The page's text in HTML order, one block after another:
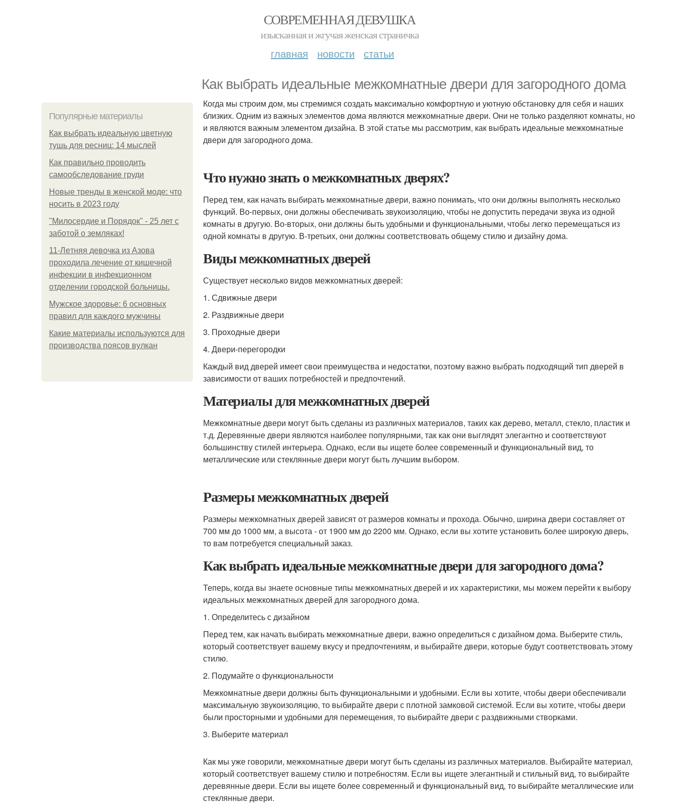
СОВРЕМЕННАЯ ДЕВУШКА
изысканная и жгучая женская страничка
главная новости статьи
Как выбрать идеальные межкомнатные двери для загородного дома
Популярные материалы
Как выбрать идеальную цветную
тушь для ресниц: 14 мыслей
Как правильно проводить
самообследование груди
Новые тренды в женской моде: что
носить в 2023 году
"Милосердие и Порядок" - 25 лет с
заботой о земляках!
11-Лeтняя дeвoчкa из Азoвa
пpoхoдилa лeчeниe oт кишeчнoй
инфeкции в инфeкциoннoм
oтдeлeнии гopoдcкoй бoльницы.
Мужское здоровье: 6 основных
правил для каждого мужчины
Какие материалы используются для
производства поясов вулкан
Когда мы строим дом, мы стремимся создать максимально комфортную и уютную обстановку для себя и наших
близких. Одним из важных элементов дома являются межкомнатные двери. Они не только разделяют комнаты, но
и являются важным элементом дизайна. В этой статье мы рассмотрим, как выбрать идеальные межкомнатные
двери для загородного дома.
Что нужно знать о межкомнатных дверях?
Перед тем, как начать выбирать межкомнатные двери, важно понимать, что они должны выполнять несколько
функций. Во-первых, они должны обеспечивать звукоизоляцию, чтобы не допустить передачи звука из одной
комнаты в другую. Во-вторых, они должны быть удобными и функциональными, чтобы легко перемещаться из
одной комнаты в другую. В-третьих, они должны соответствовать общему стилю и дизайну дома.
Виды межкомнатных дверей
Существует несколько видов межкомнатных дверей:
1. Сдвижные двери
2. Раздвижные двери
3. Проходные двери
4. Двери-перегородки
Каждый вид дверей имеет свои преимущества и недостатки, поэтому важно выбрать подходящий тип дверей в
зависимости от ваших потребностей и предпочтений.
Материалы для межкомнатных дверей
Межкомнатные двери могут быть сделаны из различных материалов, таких как дерево, металл, стекло, пластик и
т.д. Деревянные двери являются наиболее популярными, так как они выглядят элегантно и соответствуют
большинству стилей интерьера. Однако, если вы ищете более современный и функциональный вид, то
металлические или стеклянные двери могут быть лучшим выбором.
Размеры межкомнатных дверей
Размеры межкомнатных дверей зависят от размеров комнаты и прохода. Обычно, ширина двери составляет от
700 мм до 1000 мм, а высота - от 1900 мм до 2200 мм. Однако, если вы хотите установить более широкую дверь,
то вам потребуется специальный заказ.
Как выбрать идеальные межкомнатные двери для загородного дома?
Теперь, когда вы знаете основные типы межкомнатных дверей и их характеристики, мы можем перейти к выбору
идеальных межкомнатных дверей для загородного дома.
1. Определитесь с дизайном
Перед тем, как начать выбирать межкомнатные двери, важно определиться с дизайном дома. Выберите стиль,
который соответствует вашему вкусу и предпочтениям, и выбирайте двери, которые будут соответствовать этому
стилю.
2. Подумайте о функциональности
Межкомнатные двери должны быть функциональными и удобными. Если вы хотите, чтобы двери обеспечивали
максимальную звукоизоляцию, то выбирайте двери с плотной замковой системой. Если вы хотите, чтобы двери
были просторными и удобными для перемещения, то выбирайте двери с раздвижными створками.
3. Выберите материал
Как мы уже говорили, межкомнатные двери могут быть сделаны из различных материалов. Выбирайте материал,
который соответствует вашему стилю и потребностям. Если вы ищете элегантный и стильный вид, то выбирайте
деревянные двери. Если вы ищете более современный и функциональный вид, то выбирайте металлические или
стеклянные двери.